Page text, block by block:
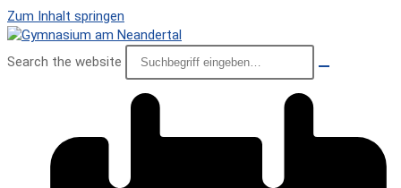
Zum Inhalt springen
Search the website